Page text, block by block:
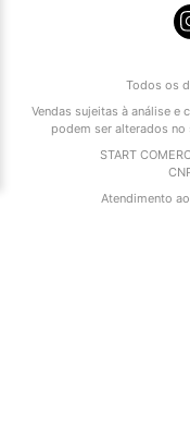
Todos os
Vendas sujeitas à análise
podem ser alterados
START
Atendimento